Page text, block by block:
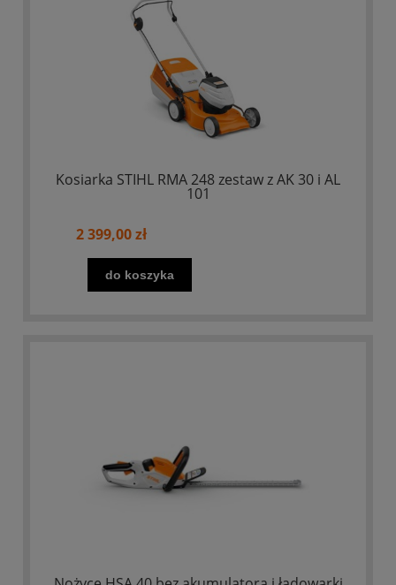
Kosiarka STIHL RMA 248 zestaw z AK 30 i AL
101
2 399,00 zł
do koszyka